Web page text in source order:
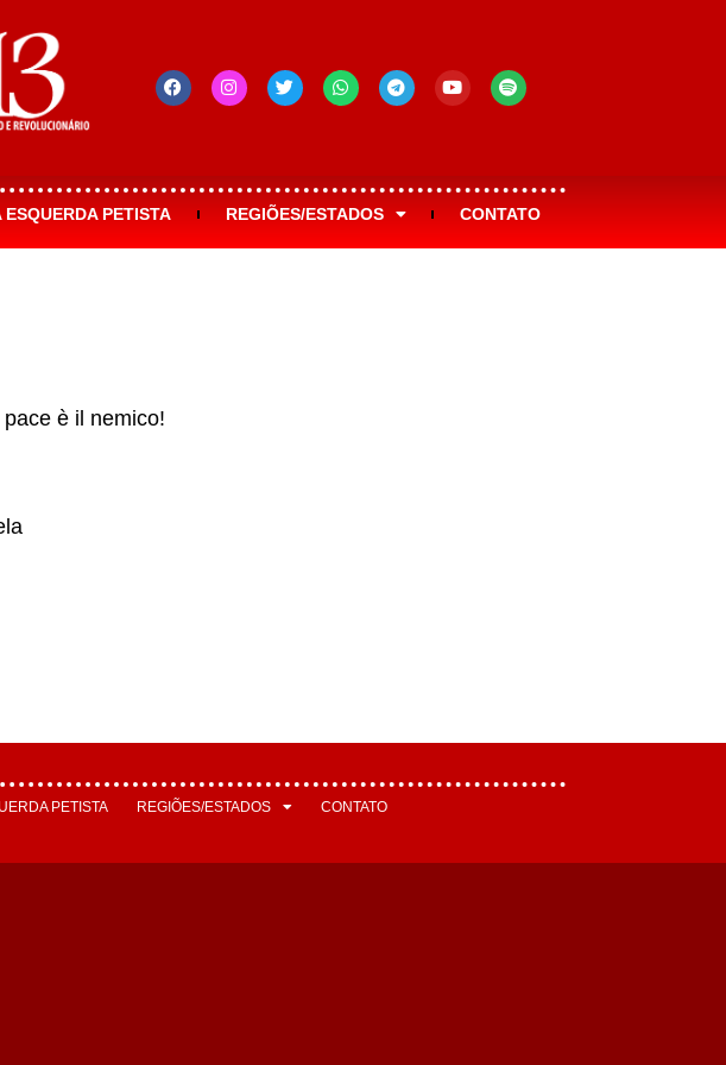
ESQUERDA PETISTA REGIÕES/ESTADOS CONTATO
è il nemico!
PETISTA REGIÕES/ESTADOS CONTATO